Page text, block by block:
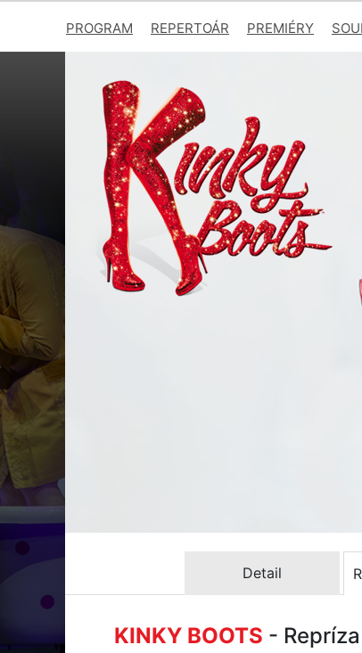
PROGRAM REPERTOÁR PREMIÉRY
Detail
KINKY BOOTS -